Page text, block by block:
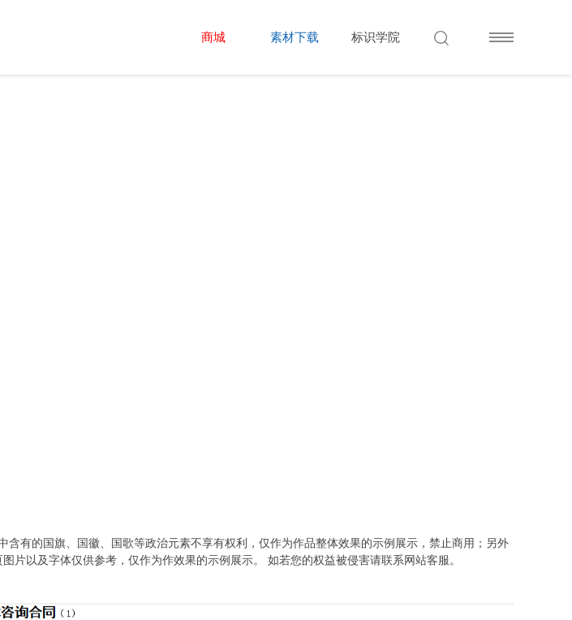
商城 素材下载 标识学院
有的国旗、国徽、国歌等政治元素不享有权利，仅作为作品整体效果的示例展示，禁止商用；另外
以及字体仅供参考，仅作为作效果的示例展示。 如若您的权益被侵害请联系网站客服。